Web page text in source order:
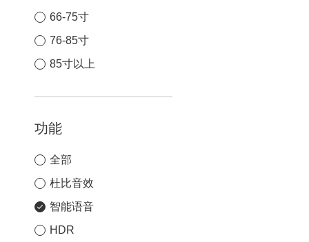
66-75寸
76-85寸
85寸以上
功能
全部
杜比音效
智能语音
HDR